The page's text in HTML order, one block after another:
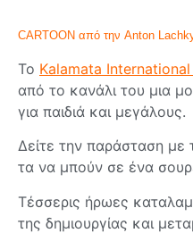
CARTOON από την Anton
Το Kalamata
από το κανάλι του μια
για παιδιά και μεγάλους.
Δείτε την παράσταση με
τα να μπούν σε ένα
Τέσσερις ήρωες
της δημιουργίας και